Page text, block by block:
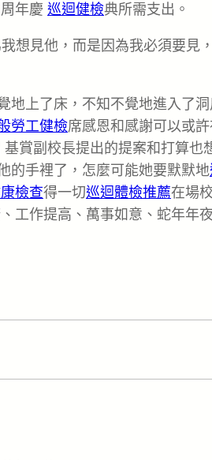
年慶 巡迴健檢典所需支出。
想見他，而是因為我必須要見
地上了床，不知不覺地進入了
勞工健檢席感恩和感謝可以或
賞副校長提出的提案和打算也
的手裡了，怎麼可能她要默默地
檢查得一切巡迴體檢推薦在場
工作提高、萬事如意、蛇年年